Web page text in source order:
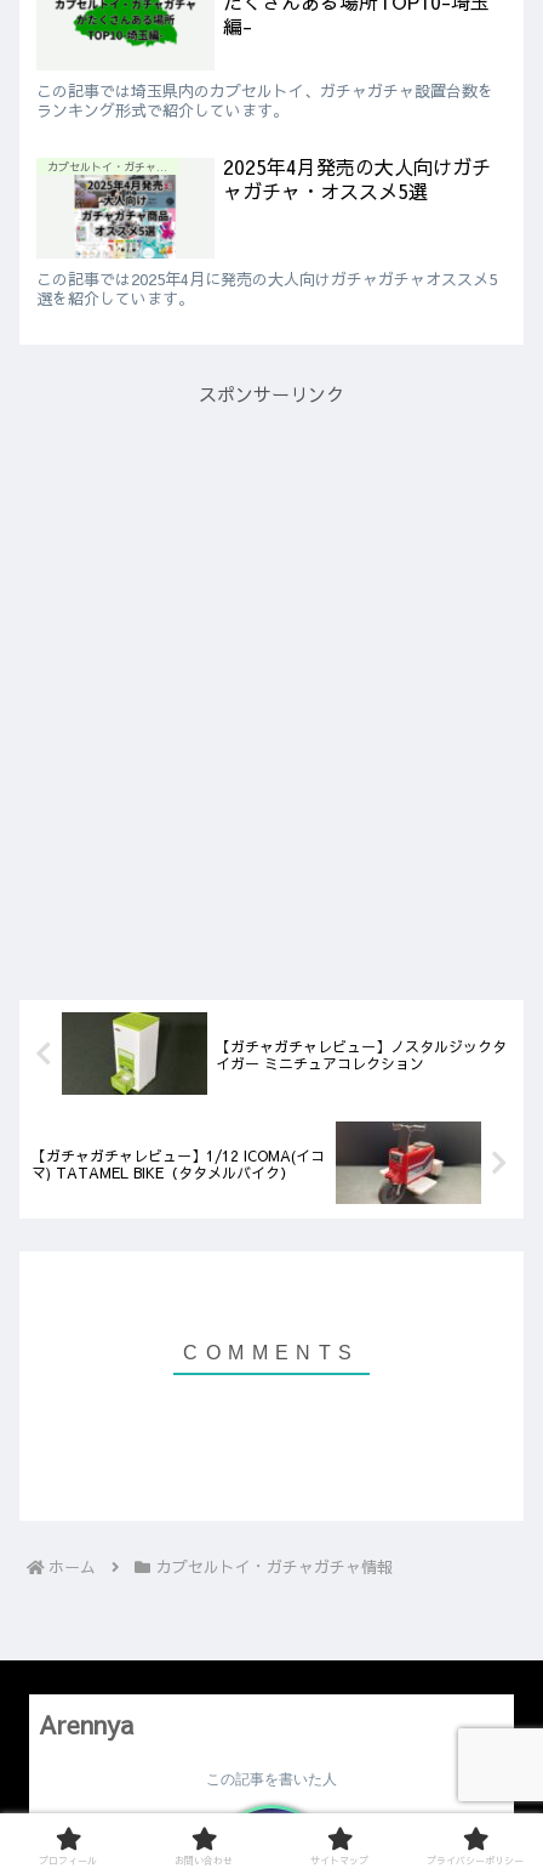
編-
この記事では埼玉県内のカプセルトイ、ガチャガチャ設置台数を
ランキング形式で紹介しています。
2025年4月発売の大人向けガチ
ャガチャ・オススメ5選
この記事では2025年4月に発売の大人向けガチャガチャオススメ5
選を紹介しています。
スポンサーリンク
【ガチャガチャレビュー】ノスタルジックタ
イガー ミニチュアコレクション
【ガチャガチャレビュー】1/12 ICOMA(イコ
マ) TATAMEL BIKE（タタメルバイク）
ホーム カプセルトイ・ガチャガチャ情報
Arennya
この記事を書いた人
プロフィール お問い合わせ サイトマップ プライバシーポリシー